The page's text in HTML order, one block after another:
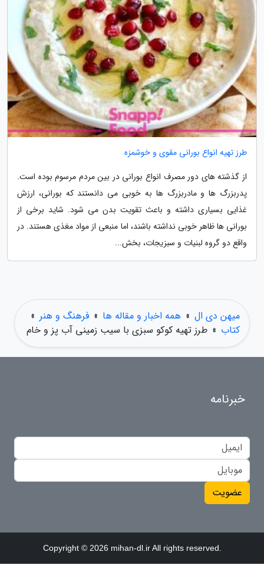
طرز تهیه انواع بورانی مقوی و خوشمزه
از گذشته های دور مصرف انواع بورانی در بین مردم مرسوم بوده است.
پدربزرگ ها و مادربزرگ ها به خوبی می دانستند که بورانی، ارزش
غذایی بسیاری داشته و باعث تقویت بدن می شود. شاید برخی از
بورانی ها ظاهر خوبی نداشته باشند، اما منبعی از مواد مغذی هستند. در
واقع دو گروه لبنیات و سبزیجات، بخش...
میهن دی ال » همه اخبار و مقاله ها » فرهنگ و هنر »
کتاب » طرز تهیه کوکو سبزی با سیب زمینی آب پز و خام
خبرنامه
عضویت
Copyright © 2026 mihan-dl.ir All rights reserved.